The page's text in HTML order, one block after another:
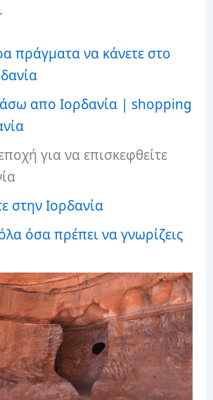
πράγματα να κάνετε στο
απο Ιορδανία | shopping
για να επισκεφθείτε
στην Ιορδανία
όσα πρέπει να γνωρίζεις